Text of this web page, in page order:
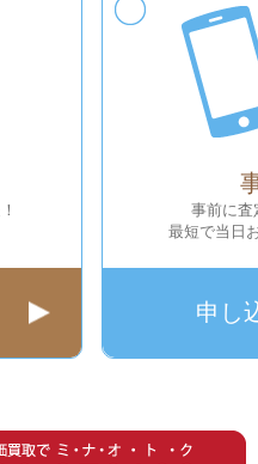
事前に査
最短で当日
申し